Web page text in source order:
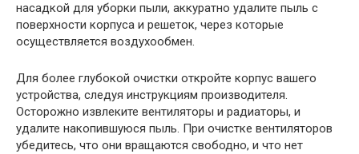
насадкой для уборки пыли, аккуратно удалите пыль с
поверхности корпуса и решеток, через которые
осуществляется воздухообмен.
Для более глубокой очистки откройте корпус вашего
устройства, следуя инструкциям производителя.
Осторожно извлеките вентиляторы и радиаторы, и
удалите накопившуюся пыль. При очистке вентиляторов
убедитесь, что они вращаются свободно, и что нет